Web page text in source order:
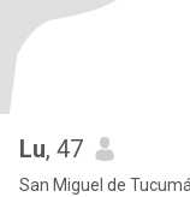
Lu, 47
San Miguel de